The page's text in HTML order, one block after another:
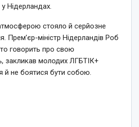
Нідерландах.
стояло й серйозне
Прем’єр-міністр Нідерландів Роб
говорить про свою
закликав молодих ЛГБТІК+
й не боятися бути собою.